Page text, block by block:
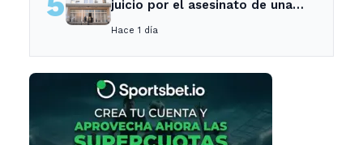
juicio por el asesinato de una
Hace 1 día